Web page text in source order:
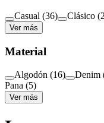
Casual (36) Clásico (
Ver más
Material
Algodón (16) Denim
Pana (5)
Ver más